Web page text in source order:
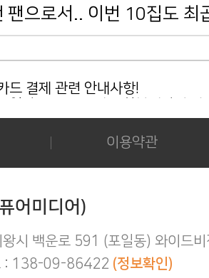
팬으로서.. 이번 10집도
일상품 중복 구매는 환불대상이 아
드결제 결제 중 '세션만료' 문구 노
후기 작성시 화보의 사진을 공개하시
아이폰/아이패드 등 애플기기 화보집
제후 다운로드 가능기간은 3일간
편하게 결제하기!
매 후 후기작성 방법!
이용약관
어미디어)
시 백운로 591 (포일동) 와이드비
: 138-09-86422 (정보확인)